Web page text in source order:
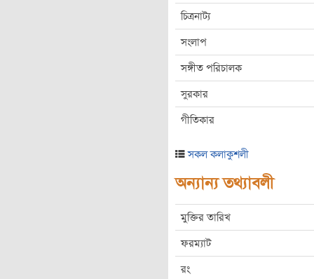
চিত্রনাট্য
সংলাপ
সঙ্গীত পরিচালক
সুরকার
গীতিকার
সকল কলাকুশলী
অন্যান্য তথ্যাবলী
মুক্তির তারিখ
ফরম্যাট
রং